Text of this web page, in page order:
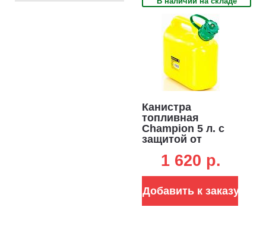
Канистра
топливная
Champion 5 л. с
защитой от
1 620 p.
Добавить к заказу